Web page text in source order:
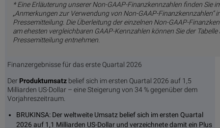
* Eine Erläuterung unserer Non-GAAP-Finanzkennzahlen finden Sie
„Anmerkungen zur Verwendung von Non-GAAP-Finanzkennzahlen“
Pressemitteilung. Die Überleitung der einzelnen Non-GAAP-
am ehesten vergleichbaren GAAP-Kennzahlen können Sie der Tabelle
Pressemitteilung entnehmen.
Finanzergebnisse für das erste Quartal 2026
Der Produktumsatz belief sich im ersten Quartal 2026 auf 1,5
Milliarden US-Dollar – eine Steigerung von 34 % gegenüber dem
Vorjahreszeitraum.
BRUKINSA: Der weltweite Umsatz belief sich im ersten Quartal
2026 auf 1,1 Milliarden US-Dollar und verzeichnete damit ein Plus